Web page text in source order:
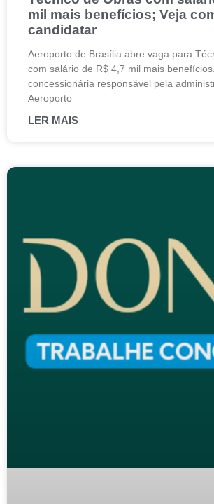
mil mais benefícios; Veja
candidatar
Aeroporto de Brasília abre vaga para
com salário de R$ 4,7 mil mais
concessionária responsável pela
Aeroporto
LER MAIS